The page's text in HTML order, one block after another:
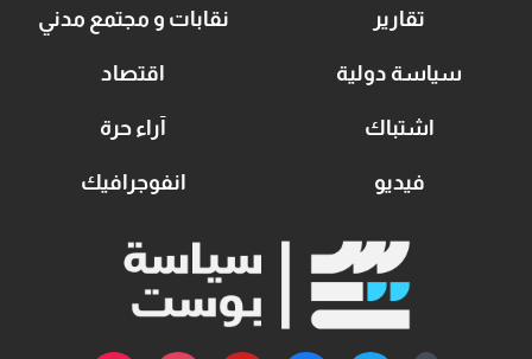
تقارير نقابات و مجتمع مدني
سياسة دولية اقتصاد
اشتباك آراء حرة
فيديو انفوجرافيك